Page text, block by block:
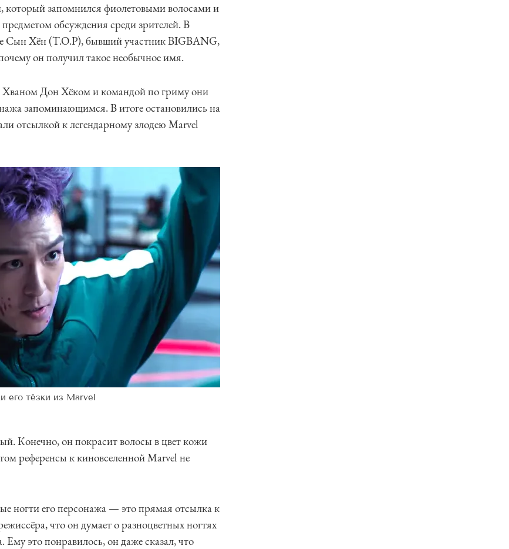
который запомнился фиолетовыми волосами и
обсуждения среди зрителей. В
Сын Хён (T.O.P), бывший участник BIGBANG,
он получил такое необычное имя.
Хваном Дон Хёком и командой по гриму они
запоминающимся. В итоге остановились на
отсылкой к легендарному злодею Marvel
его тёзки из Marvel
Конечно, он покрасит волосы в цвет кожи
референсы к киновселенной Marvel не
ногти его персонажа — это прямая отсылка к
что он думает о разноцветных ногтях
это понравилось, он даже сказал, что